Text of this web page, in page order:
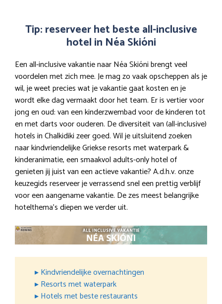
Tip: reserveer het beste all-inclusive
hotel in Néa Skióni
Een all-inclusive vakantie naar Néa Skióni brengt veel
voordelen met zich mee. Je mag zo vaak opscheppen als je
wil, je weet precies wat je vakantie gaat kosten en je
wordt elke dag vermaakt door het team. Er is vertier voor
jong en oud: van een kinderzwembad voor de kinderen tot
en met darts voor ouderen. De diversiteit van (all-inclusive)
hotels in Chalkidiki zeer goed. Wil je uitsluitend zoeken
naar kindvriendelijke Griekse resorts met waterpark &
kinderanimatie, een smaakvol adults-only hotel of
genieten jij juist van een actieve vakantie? A.d.h.v. onze
keuzegids reserveer je verrassend snel een prettig verblijf
voor een aangename vakantie. De zes meest belangrijke
hotelthema’s diepen we verder uit.
▸ Kindvriendelijke overnachtingen
▸ Resorts met waterpark
▸ Hotels met beste restaurants